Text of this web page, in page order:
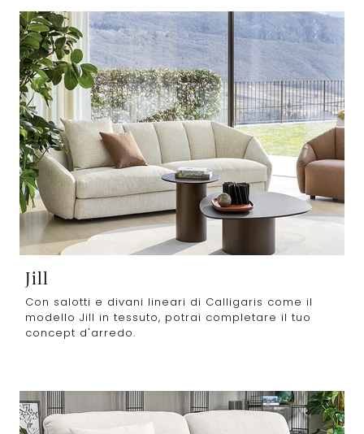
Jill
Con salotti e divani lineari di Calligaris come il
modello Jill in tessuto, potrai completare il tuo
concept d'arredo.